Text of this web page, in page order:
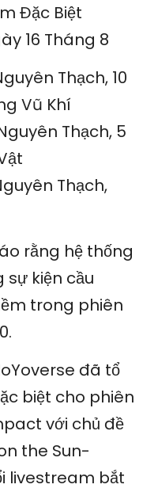
Đặc Biệt
16 Tháng 8
Thạch, 10
Vũ Khí
Thạch, 5
Thạch,
rằng hệ thống
kiện cầu
trong phiên
đã tổ
biệt cho phiên
với chủ đề
the Sun-
livestream bắt